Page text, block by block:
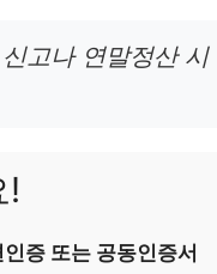
고나 연말정산 시
!
인증 또는 공동인증서